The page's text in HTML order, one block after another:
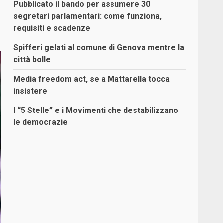
Pubblicato il bando per assumere 30
segretari parlamentari: come funziona,
requisiti e scadenze
Spifferi gelati al comune di Genova mentre la
città bolle
Media freedom act, se a Mattarella tocca
insistere
I “5 Stelle” e i Movimenti che destabilizzano
le democrazie